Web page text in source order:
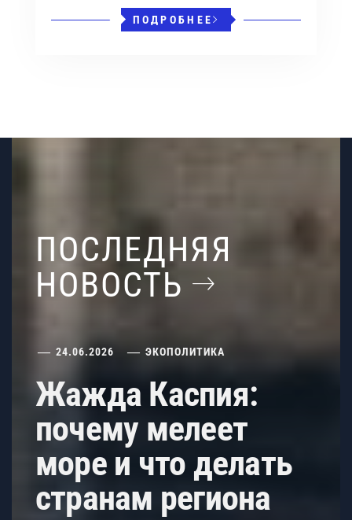
ПОДРОБНЕЕ
ПОСЛЕДНЯЯ
НОВОСТЬ
24.06.2026 ЭКОПОЛИТИКА
Жажда Каспия:
почему мелеет
море и что делать
странам региона